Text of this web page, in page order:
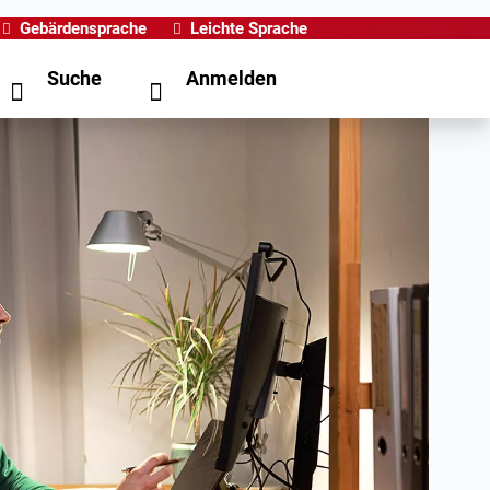
Gebärdensprache Leichte Sprache
Suche Anmelden